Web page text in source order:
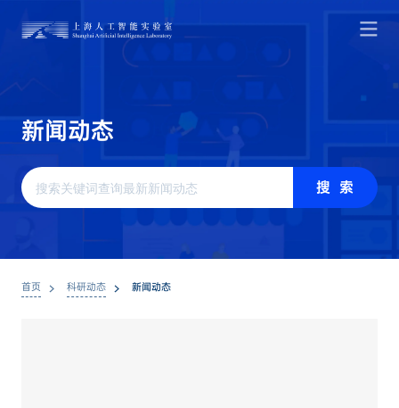
新闻动态
搜 索
首页 科研动态 新闻动态